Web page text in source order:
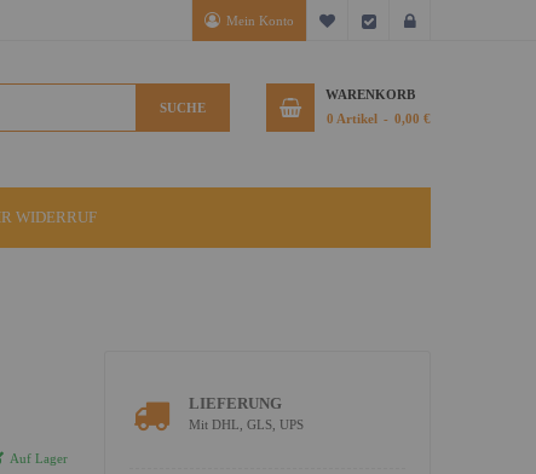
Mein Konto Mein Wunschzettel
Kasse
SUCHE
WARENKORB
0 Artikel 0,00 €
WIDERRUF
Auf Lager
LIEFERUNG
Mit DHL, GLS, UPS